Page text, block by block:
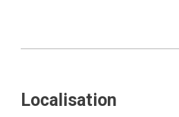
Localisation